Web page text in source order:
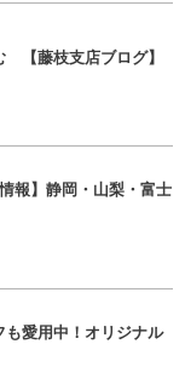
【藤枝支店ブログ】
報】静岡・山梨・富士
も愛用中！オリジナル